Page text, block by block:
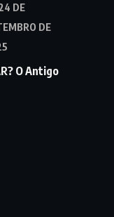
24 DE
DE
O Antigo